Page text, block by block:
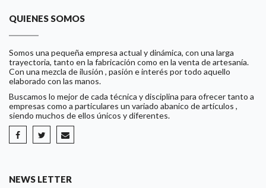
QUIENES SOMOS
Somos una pequeña empresa actual y dinámica, con una larga
trayectoria, tanto en la fabricación como en la venta de artesanía.
Con una mezcla de ilusión , pasión e interés por todo aquello
elaborado con las manos.
Buscamos lo mejor de cada técnica y disciplina para ofrecer tanto a
empresas como a particulares un variado abanico de artículos ,
siendo muchos de ellos únicos y diferentes.
NEWS LETTER